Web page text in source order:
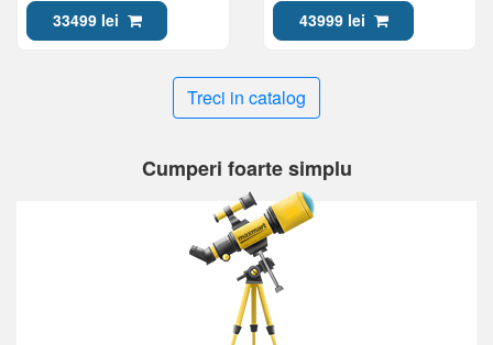
33499 lei 43999 lei
Treci in catalog
Cumperi foarte simplu